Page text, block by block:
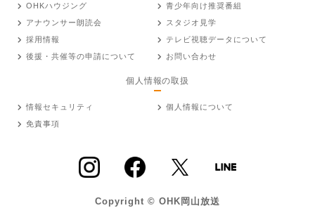
OHKハウジング
青少年向け推奨番組
アナウンサー朗読会
スタジオ見学
採用情報
テレビ視聴データについて
後援・共催等の申請について
お問い合わせ
個人情報の取扱
情報セキュリティ
個人情報について
免責事項
Copyright © OHK岡山放送